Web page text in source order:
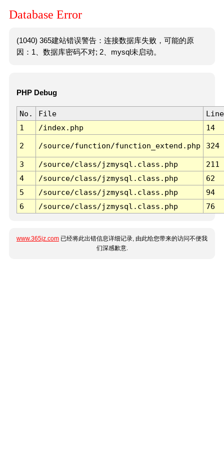
Database Error
(1040) 365建站错误警告：连接数据库失败，可能的原
因：1、数据库密码不对; 2、mysql未启动。
PHP Debug
No. File
Line
1
/index.php 14
2 /source/function/function_extend.php 324
3 /source/class/jzmysql.class.php
211
4
/source/class/jzmysql.class.php
62
5
/source/class/jzmysql.class.php
94
6
/source/class/jzmysql.class.php 76
www.365jz.com 已经将此出错信息详细记录, 由此给您带来的访问不便我
们深感歉意.